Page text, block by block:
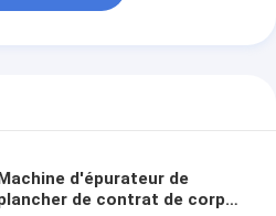
d'épurateur de
de contrat de corps